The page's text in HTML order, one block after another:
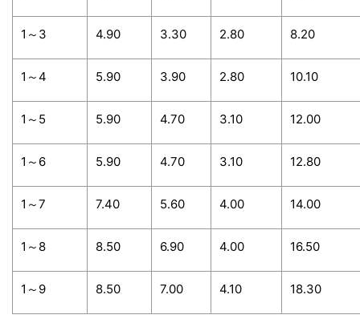
1～3 4.90 3.30 2.80 8.20
1～4 5.90 3.90 2.80 10.10
1～5 5.90 4.70 3.10 12.00
1～6 5.90 4.70 3.10 12.80
1～7 7.40 5.60 4.00 14.00
1～8 8.50 6.90 4.00 16.50
1～9 8.50 7.00 4.10 18.30